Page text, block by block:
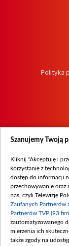
Polityka
Szanujemy Twoją
Kliknij "Akceptuję i
korzystanie z
dostęp do informacji
przechowywanie oraz
nas, czyli Telewizję
Zaufanych Partnerów
Partnerów TVP (93
zautomatyzowanego
mierzenia ich
także zgody na